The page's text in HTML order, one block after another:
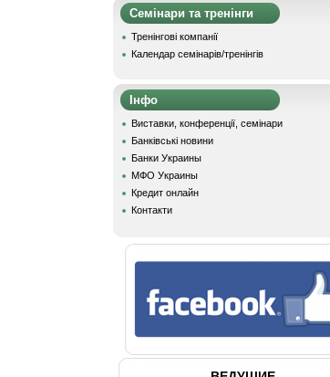
Семінари та тренінги
Тренінгові компанії
Календар семінарів/тренінгів
Інфо
Виставки, конференції, семінари
Банківські новини
Банки Украины
МФО Украины
Кредит онлайн
Контакти